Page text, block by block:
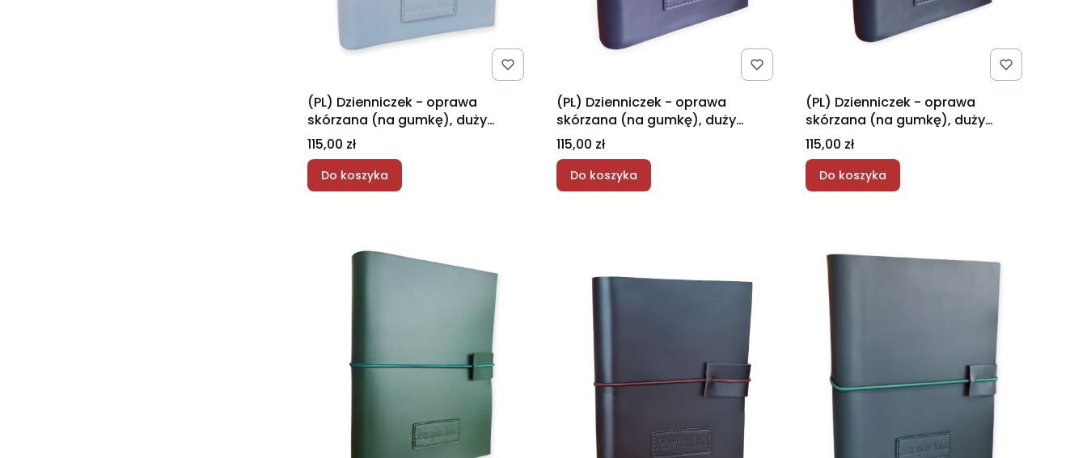
(PL) Dzienniczek - oprawa
skórzana (na gumkę), duży
format - błękitny
Cena
115,00 zł
Do koszyka
(PL) Dzienniczek - oprawa
skórzana (na gumkę), duży
format - fioletowy
Cena
115,00 zł
Do koszyka
(PL) Dzienniczek - oprawa
skórzana (na gumkę), duży
format - granatowy
Cena
115,00 zł
Do koszyka